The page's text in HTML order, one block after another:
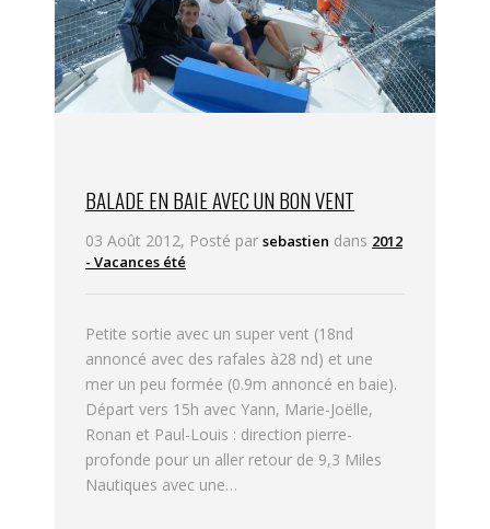
BALADE EN BAIE AVEC UN BON VENT
03 Août 2012, Posté par sebastien dans 2012
- Vacances été
Petite sortie avec un super vent (18nd
annoncé avec des rafales à28 nd) et une
mer un peu formée (0.9m annoncé en baie).
Départ vers 15h avec Yann, Marie-Joëlle,
Ronan et Paul-Louis : direction pierre-
profonde pour un aller retour de 9,3 Miles
Nautiques avec une…